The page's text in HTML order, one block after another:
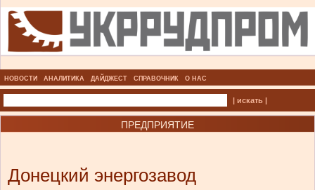
НОВОСТИ АНАЛИТИКА ДАЙДЖЕСТ СПРАВОЧНИК О НАС
| искать |
ПРЕДПРИЯТИЕ
Донецкий энергозавод